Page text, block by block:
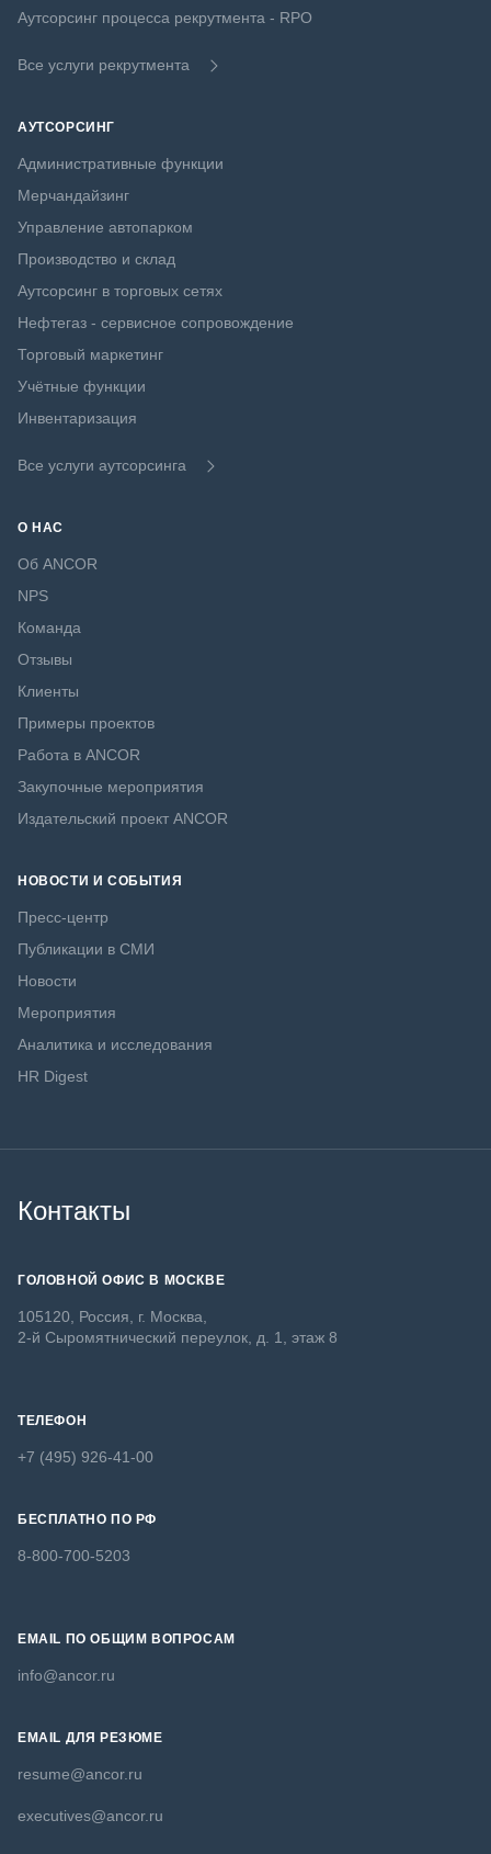
Аутсорсинг процесса рекрутмента - RPO
Все услуги рекрутмента
АУТСОРСИНГ
Административные функции
Мерчандайзинг
Управление автопарком
Производство и склад
Аутсорсинг в торговых сетях
Нефтегаз - сервисное сопровождение
Торговый маркетинг
Учётные функции
Инвентаризация
Все услуги аутсорсинга
О НАС
Об ANCOR
NPS
Команда
Отзывы
Клиенты
Примеры проектов
Работа в ANCOR
Закупочные мероприятия
Издательский проект ANCOR
НОВОСТИ И СОБЫТИЯ
Пресс-центр
Публикации в СМИ
Новости
Мероприятия
Аналитика и исследования
HR Digest
Контакты
ГОЛОВНОЙ ОФИС В МОСКВЕ
105120, Россия, г. Москва,
2-й Сыромятнический переулок, д. 1, этаж 8
ТЕЛЕФОН
+7 (495) 926-41-00
БЕСПЛАТНО ПО РФ
8-800-700-5203
EMAIL ПО ОБЩИМ ВОПРОСАМ
info@ancor.ru
EMAIL ДЛЯ РЕЗЮМЕ
resume@ancor.ru
executives@ancor.ru